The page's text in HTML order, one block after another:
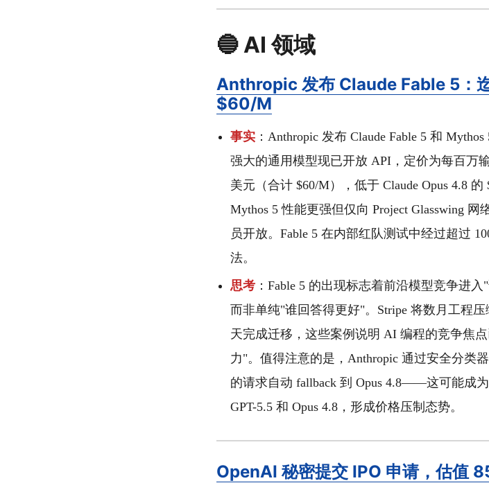
🔵 AI 领域
Anthropic 发布 Claude Fable 5：
$60/M
事实 ：Anthropic 发布 Claude Fable 5 和
强大的通用模型现已开放 API，定价为每百万
美元（合计 $60/M），低于 Claude Opus 4.8 的
Mythos 5 性能更强但仅向 Project Glasswing
员开放。Fable 5 在内部红队测试中经过超过
法。
思考 ：Fable 5 的出现标志着前沿模型竞争进
而非单纯"谁回答得更好"。Stripe 将数月工程
天完成迁移，这些案例说明 AI 编程的竞争焦
力"。值得注意的是，Anthropic 通过安全分
的请求自动 fallback 到 Opus 4.8——这可能成
GPT-5.5 和 Opus 4.8，形成价格压制态势。
OpenAI 秘密提交 IPO 申请，估值